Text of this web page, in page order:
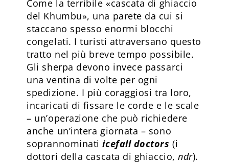
Come la terribile «cascata di ghiaccio
del Khumbu», una parete da cui si
staccano spesso enormi blocchi
congelati. I turisti attraversano questo
tratto nel più breve tempo possibile.
Gli sherpa devono invece passarci
una ventina di volte per ogni
spedizione. I più coraggiosi tra loro,
incaricati di fissare le corde e le scale
– un’operazione che può richiedere
anche un’intera giornata – sono
soprannominatiicefall doctors (i
dottori della cascata di ghiaccio,ndr).